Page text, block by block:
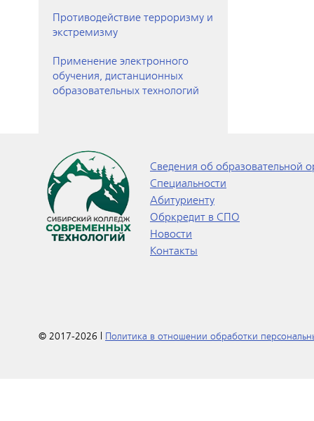
Противодействие терроризму и
экстремизму
Применение электронного
обучения, дистанционных
образовательных технологий
Сведения об образовательной
Специальности
Абитуриенту
Обркредит в СПО
Новости
Контакты
© 2017-2026 | Политика в отношении обработки